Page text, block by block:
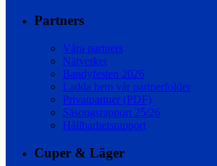
Partners
Våra partners
Nätverket
Bandyfesten 2026
Ladda hem vår partnerfolder
Privatpartner (PDF)
Säsongsrapport 25/26
Hållbarhetsrapport
Cuper & Läger